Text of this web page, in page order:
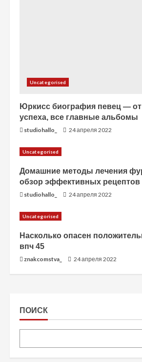
Uncategorised
Юркисс биография певец — от
успеха, все главные альбомы
studiohallo_ 24 апреля 2022
Uncategorised
Домашние методы лечения
обзор эффективных рецептов
studiohallo_ 24 апреля 2022
Uncategorised
Насколько опасен
впч 45
znakcomstva_ 24 апреля 2022
ПОИСК